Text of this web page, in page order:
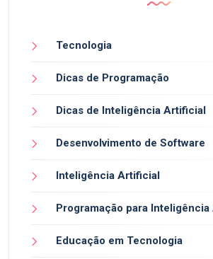
Tecnologia
Dicas de Programação
Dicas de Inteligência Artificial
Desenvolvimento de Software
Inteligência Artificial
Programação para
Educação em Tecnologia